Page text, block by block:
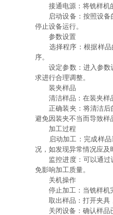
接通电源：将铣样机的
启动设备：按照设备的
停止设备运行。
参数设置
选择程序：根据样品的
序。
设定参数：进入参数设
求进行合理调整。
装夹样品
清洁样品：在装夹样品
正确装夹：将清洁后的
避免因装夹不当而导致样
加工过程
启动加工：完成样品装
况，如发现异常情况应及
监控进度：可以通过设
免影响加工质量。
关机操作
停止加工：当铣样机完
取出样品：打开夹具，
关闭设备：确认样品已